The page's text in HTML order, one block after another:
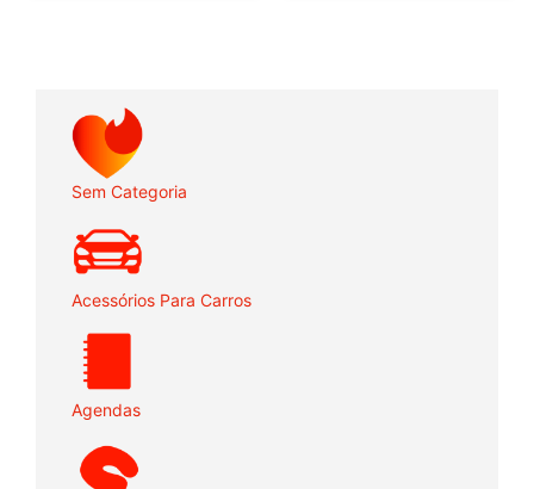
Sem Categoria
Acessórios Para Carros
Agendas